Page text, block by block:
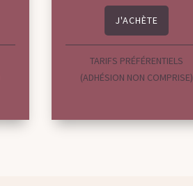
J'ACHÈTE
TARIFS PRÉFÉRENTIELS
(ADHÉSION NON COMPRISE)